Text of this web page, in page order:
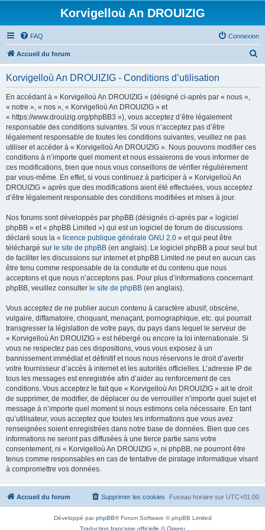
Korvigelloù An DROUIZIG
FAQ Connexion
Accueil du forum
Korvigelloù An DROUIZIG - Conditions d’utilisation
En accédant à « Korvigelloù An DROUIZIG » (désigné ci-après par « nous »,
« notre », « nos », « Korvigelloù An DROUIZIG » et
« https://www.drouizig.org/phpBB3 »), vous acceptez d’être légalement
responsable des conditions suivantes. Si vous n’acceptez pas d’être
légalement responsable de toutes les conditions suivantes, veuillez ne pas
utiliser et accéder à « Korvigelloù An DROUIZIG ». Nous pouvons modifier ces
conditions à n’importe quel moment et nous essaierons de vous informer de
ces modifications, bien que nous vous conseillons de vérifier régulièrement
par vous-même. En effet, si vous continuez à participer à « Korvigelloù An
DROUIZIG » après que des modifications aient été effectuées, vous acceptez
d’être légalement responsable des conditions modifiées et mises à jour.
Nos forums sont développés par phpBB (désignés ci-après par « logiciel
phpBB » et « phpBB Limited ») qui est un logiciel de forum de discussions
déclaré sous la « licence publique générale GNU 2.0 » et qui peut être
téléchargé sur le site de phpBB (en anglais). Le logiciel phpBB a pour seul but
de faciliter les discussions sur internet et phpBB Limited ne peut en aucun cas
être tenu comme responsable de la conduite et du contenu que nous
acceptons et que nous n’acceptons pas. Pour plus d’informations concernant
phpBB, veuillez consulter le site de phpBB (en anglais).
Vous acceptez de ne publier aucun contenu à caractère abusif, obscène,
vulgaire, diffamatoire, choquant, menaçant, pornographique, etc. qui pourrait
transgresser la législation de votre pays, du pays dans lequel le serveur de
« Korvigelloù An DROUIZIG » est hébergé ou encore la loi internationale. Si
vous ne respectez pas ces dispositions, vous vous exposez à un
bannissement immédiat et définitif et nous nous réservons le droit d’avertir
votre fournisseur d’accès à internet et les autorités officielles. L’adresse IP de
tous les messages est enregistrée afin d’aider au renforcement de ces
conditions. Vous acceptez le fait que « Korvigelloù An DROUIZIG » ait le droit
de supprimer, de modifier, de déplacer ou de verrouiller n’importe quel sujet et
message à n’importe quel moment si nous estimons cela nécessaire. En tant
qu’utilisateur, vous acceptez que toutes les informations que vous avez
renseignées soient enregistrées dans notre base de données. Bien que ces
informations ne seront pas diffusées à une tierce partie sans votre
consentement, ni « Korvigelloù An DROUIZIG », ni phpBB, ne pourront être
tenus comme responsables en cas de tentative de piratage informatique visant
à compromettre vos données.
Accueil du forum Fuseau horaire sur UTC+01:00
Supprimer les cookies
Développé parphpBB® Forum Software © phpBB Limited
Traduction française officielle ©Qiaeru